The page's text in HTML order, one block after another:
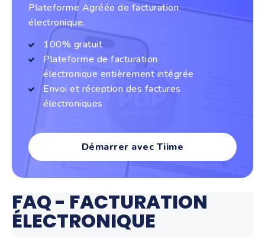
Plateforme Agréée de facturation
électronique.
100% gratuit
Plateforme de facturation
électronique entièrement intégrée
Envoi et réception des factures
électroniques
Démarrer avec Tiime
FAQ - FACTURATION
ÉLECTRONIQUE